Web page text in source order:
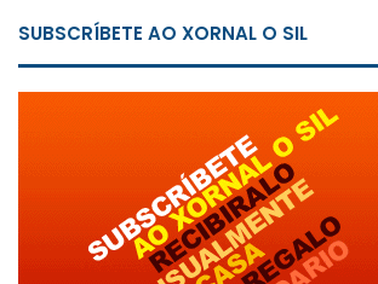
SUBSCRÍBETE AO XORNAL O SIL